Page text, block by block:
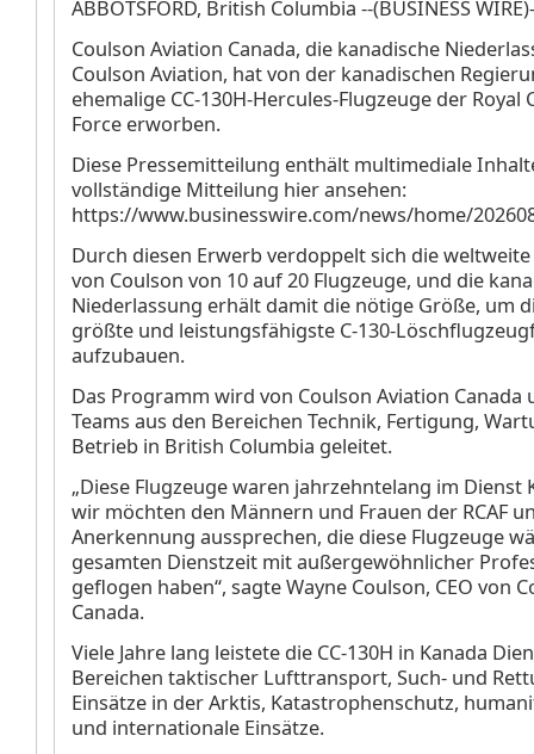
ABBOTSFORD, British Columbia --(BUSINESS
Coulson Aviation Canada, die kanadische
Coulson Aviation, hat von der kanadischen
ehemalige CC-130H-Hercules-Flugzeuge der Royal
Force erworben.
Diese Pressemitteilung enthält multimediale
vollständige Mitteilung hier ansehen:
https://www.businesswire.com/news/home/
Durch diesen Erwerb verdoppelt sich die weltweite
von Coulson von 10 auf 20 Flugzeuge, und die
Niederlassung erhält damit die nötige Größe, um
größte und leistungsfähigste C-130-
aufzubauen.
Das Programm wird von Coulson Aviation Canada
Teams aus den Bereichen Technik, Fertigung,
Betrieb in British Columbia geleitet.
„Diese Flugzeuge waren jahrzehntelang im Dienst
wir möchten den Männern und Frauen der RCAF
Anerkennung aussprechen, die diese Flugzeuge
gesamten Dienstzeit mit außergewöhnlicher
geflogen haben“, sagte Wayne Coulson, CEO von
Canada.
Viele Jahre lang leistete die CC-130H in Kanada
Bereichen taktischer Lufttransport, Such- und
Einsätze in der Arktis, Katastrophenschutz,
und internationale Einsätze.